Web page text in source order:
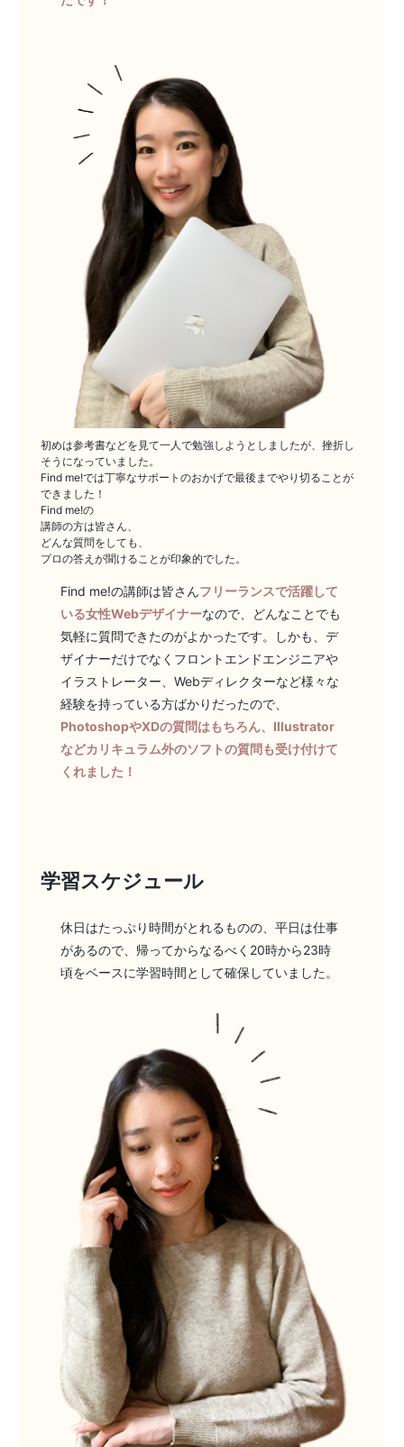
初めは参考書などを見て一人で勉強しようとしましたが、挫折し
そうになっていました。
Find me!では丁寧なサポートのおかげで最後までやり切ることが
できました！
Find me!の
講師の方は皆さん、
どんな質問をしても、
プロの答えが聞けることが印象的でした。
Find me!の講師は皆さんフリーランスで活躍して
いる女性Webデザイナーなので、どんなことでも
気軽に質問できたのがよかったです。しかも、デ
ザイナーだけでなくフロントエンドエンジニアや
イラストレーター、Webディレクターなど様々な
経験を持っている方ばかりだったので、
PhotoshopやXDの質問はもちろん、Illustrator
などカリキュラム外のソフトの質問も受け付けて
くれました！
学習スケジュール
休日はたっぷり時間がとれるものの、平日は仕事
があるので、帰ってからなるべく20時から23時
頃をベースに学習時間として確保していました。